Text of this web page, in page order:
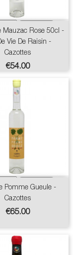
Mauzac Rose 50cl -
Vie De Raisin -
Cazottes
Price
€54.00
Pomme Gueule -
Cazottes
Price
€65.00